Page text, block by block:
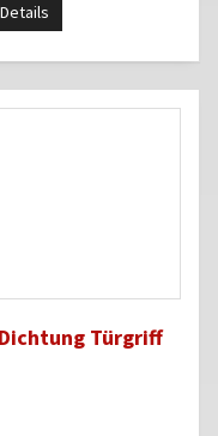
Details
Türgriff